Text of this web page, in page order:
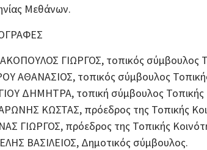
Μεθάνων.
ΓΙΩΡΓΟΣ, τοπικός σύμβουλος
ΑΘΑΝΑΣΙΟΣ, τοπικός σύμβουλος
ΔΗΜΗΤΡΑ, τοπική σύμβουλος Τοπικής
ΚΩΣΤΑΣ, πρόεδρος της Τοπικής
ΓΙΩΡΓΟΣ, πρόεδρος της Τοπικής
ΒΑΣΙΛΕΙΟΣ, Δημοτικός σύμβουλος.